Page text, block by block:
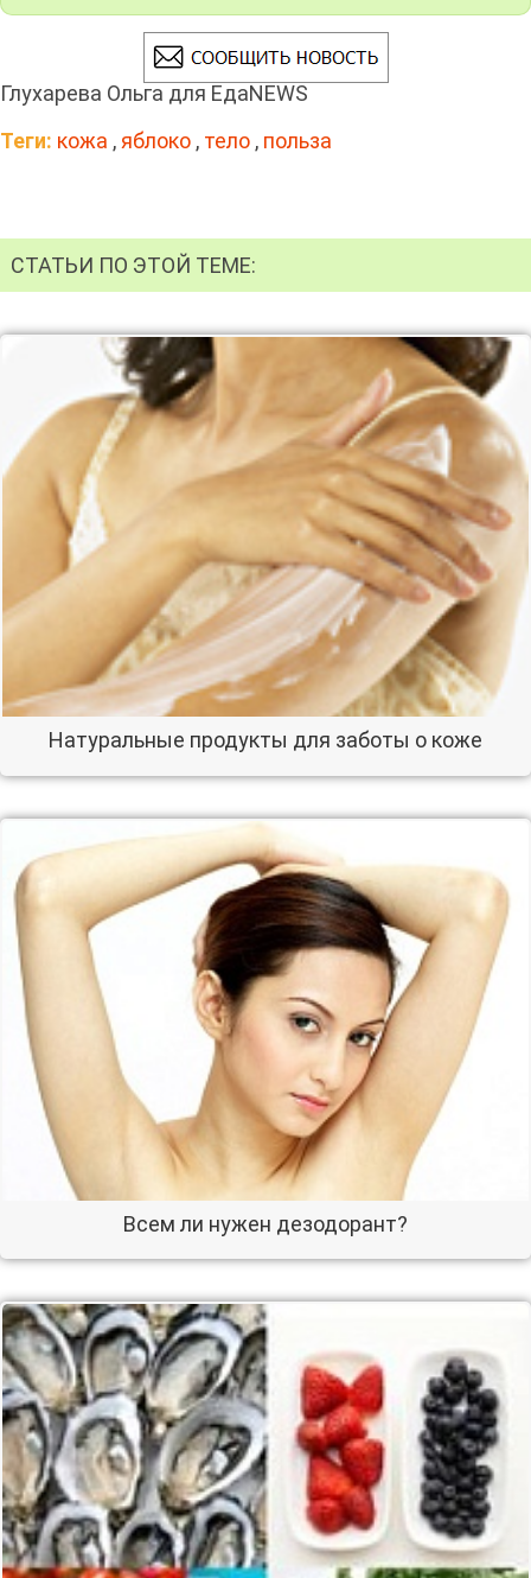
Глухарева Ольга для ЕдаNEWS
Теги: кожа , яблоко , тело , польза
СТАТЬИ ПО ЭТОЙ ТЕМЕ:
Натуральные продукты для заботы о коже
Всем ли нужен дезодорант?